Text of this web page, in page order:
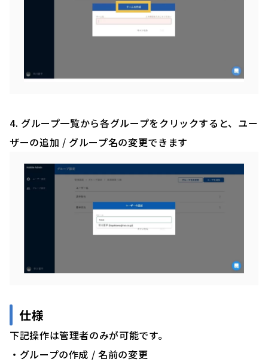
4. グループ一覧から各グループをクリックすると、ユー
ザーの追加 / グループ名の変更できます
仕様
下記操作は管理者のみが可能です。
・グループの作成 / 名前の変更